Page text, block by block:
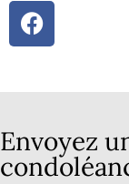
Envoyez